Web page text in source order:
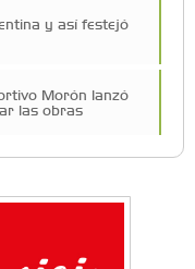
y así festejó
Morón lanzó
las obras
dejar a la